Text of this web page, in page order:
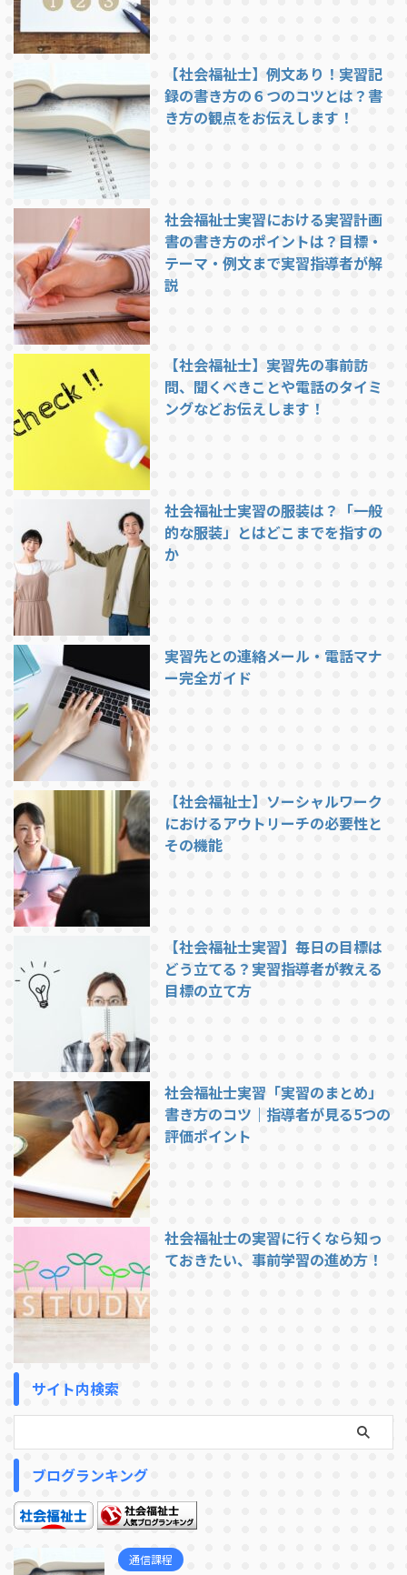
【社会福祉士】例文あり！実習記
録の書き方の６つのコツとは？書
き方の観点をお伝えします！
社会福祉士実習における実習計画
書の書き方のポイントは？目標・
テーマ・例文まで実習指導者が解
説
【社会福祉士】実習先の事前訪
問、聞くべきことや電話のタイミ
ングなどお伝えします！
社会福祉士実習の服装は？「一般
的な服装」とはどこまでを指すの
か
実習先との連絡メール・電話マナ
ー完全ガイド
【社会福祉士】ソーシャルワーク
におけるアウトリーチの必要性と
その機能
【社会福祉士実習】毎日の目標は
どう立てる？実習指導者が教える
目標の立て方
社会福祉士実習「実習のまとめ」
書き方のコツ｜指導者が見る5つの
評価ポイント
社会福祉士の実習に行くなら知っ
ておきたい、事前学習の進め方！
サイト内検索
ブログランキング
通信課程